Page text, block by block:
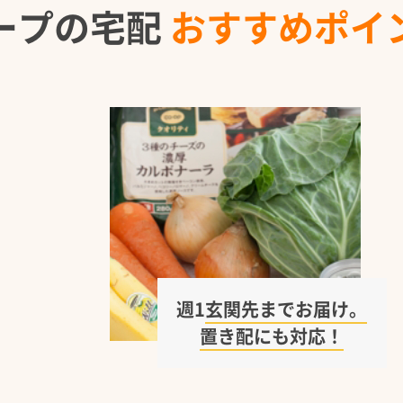
プの宅配 おすすめポイ
週1玄関先までお届け。
置き配にも対応！